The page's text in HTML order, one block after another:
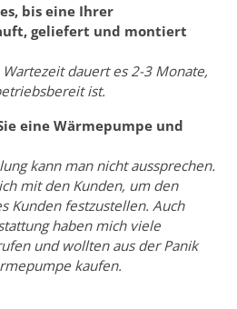
bis eine Ihrer
geliefert und montiert
dauert es 2-3 Monate,
ist.
eine Wärmepumpe und
kann man nicht aussprechen.
mit den Kunden, um den
Kunden festzustellen. Auch
haben mich viele
und wollten aus der Panik
kaufen.